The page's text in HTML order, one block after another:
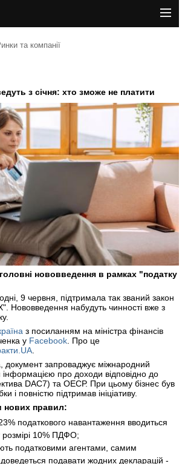
та компанії
з січня: хто зможе не платити
нововведення в рамках "податку
9 червня, підтримала так званий закон
Нововведення набудуть чинності вже з
з посиланням на міністра фінансів
у Facebook . Про це
документ запроваджує міжнародний
про доходи відповідно до
DAC7) та ОЕСР. При цьому бізнес був
і повністю підтримав ініціативу.
нових правил:
податкового навантаження вводиться
розмірі 10% ПДФО;
податковими агентами, самим
подавати жодних декларацій -